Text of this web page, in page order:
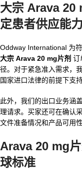
大宗 Arava 20
定患者供应能力
Oddway International 为
大宗 Arava 20 mg片剂 订
径。对于紧急准入需求，
国家进口法律的前提下支
此外，我们的出口业务涵
理请求。买家还可在确认
文件准备情况和产品可用
Arava 20 mg
球标准